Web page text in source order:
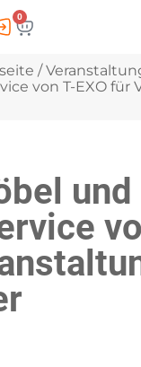
0
/
von T-EXO für
und